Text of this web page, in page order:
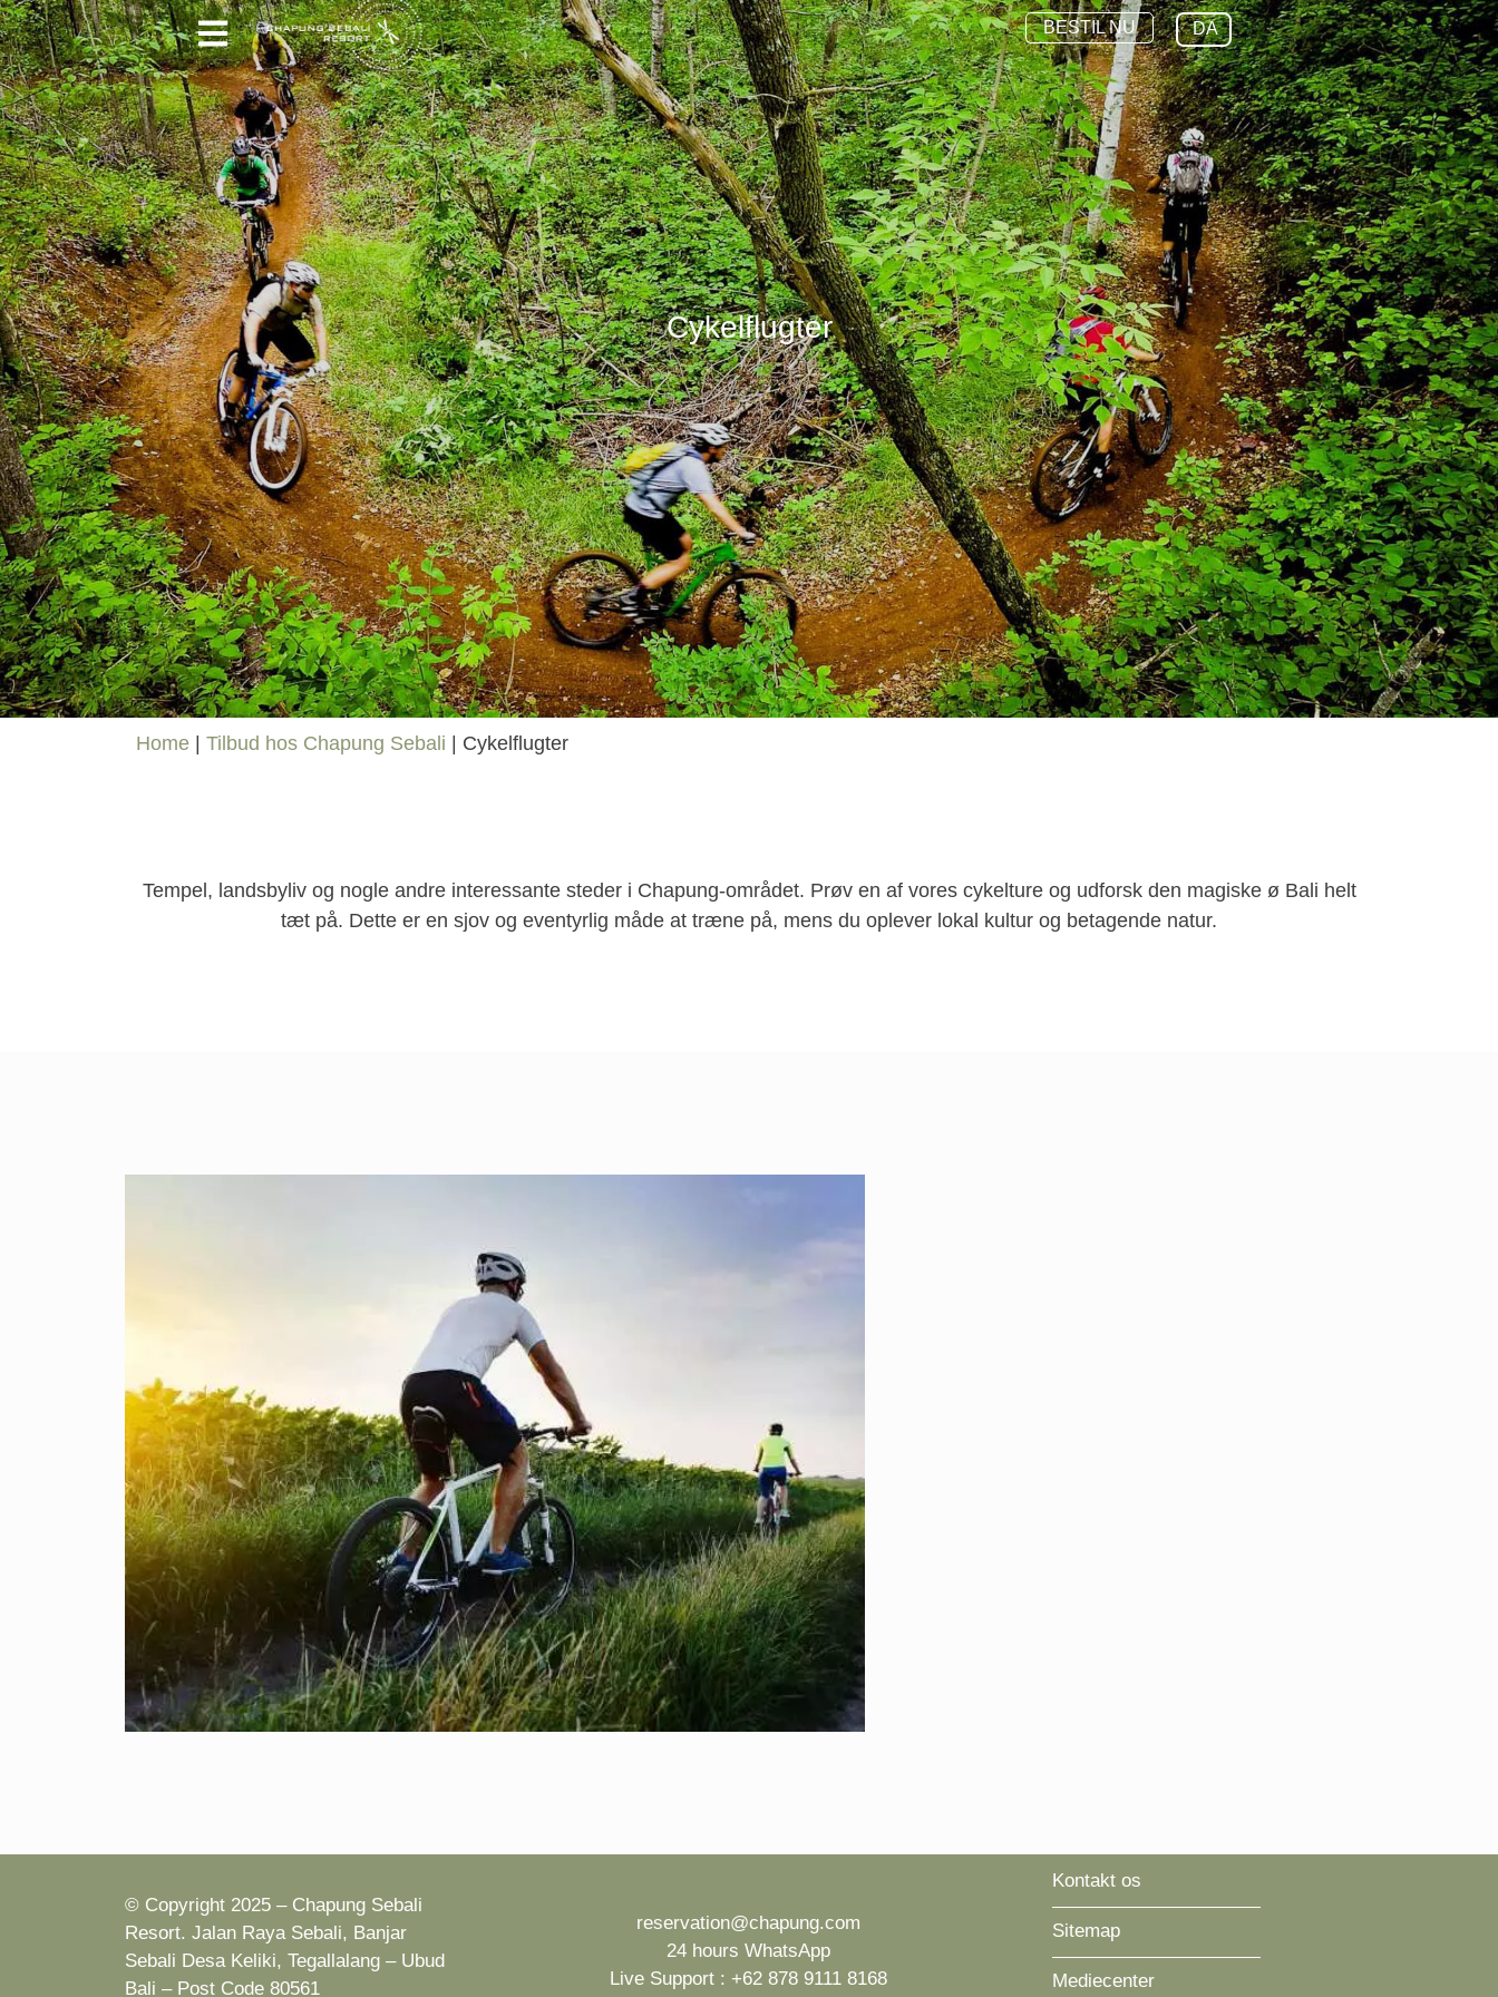
BESTIL NU DA
Cykelflugter
Home Tilbud hos Chapung Sebali Cykelflugter
Tempel, landsbyliv og nogle andre interessante steder i Chapung-området. Prøv en af ​​vores cykelture og udforsk den magiske ø Bali helt
tæt på. Dette er en sjov og eventyrlig måde at træne på, mens du oplever lokal kultur og betagende natur.
© Copyright 2025 – Chapung Sebali
Resort. Jalan Raya Sebali, Banjar
Sebali Desa Keliki, Tegallalang – Ubud
Bali – Post Code 80561
reservation@chapung.com
24 hours WhatsApp
Live Support :+62 878 9111 8168
Kontakt os
Sitemap
Mediecenter